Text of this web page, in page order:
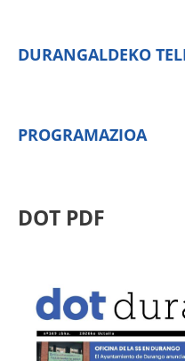
DURANGALDEKO
PROGRAMAZIOA
DOT PDF